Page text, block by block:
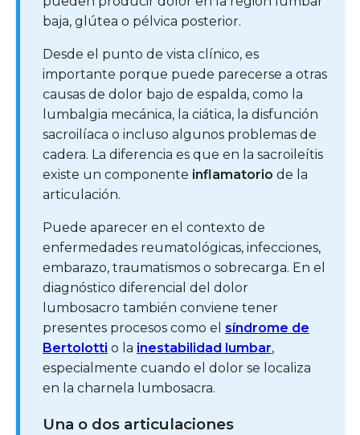
baja, glútea o pélvica posterior.
Desde el punto de vista clínico, es
importante porque puede parecerse a otras
causas de dolor bajo de espalda, como la
lumbalgia mecánica, la ciática, la disfunción
sacroilíaca o incluso algunos problemas de
cadera. La diferencia es que en la sacroileítis
existe un componente inflamatorio de la
articulación.
Puede aparecer en el contexto de
enfermedades reumatológicas, infecciones,
embarazo, traumatismos o sobrecarga. En el
diagnóstico diferencial del dolor
lumbosacro también conviene tener
presentes procesos como el síndrome de
Bertolotti o la inestabilidad lumbar,
especialmente cuando el dolor se localiza
en la charnela lumbosacra.
Una o dos articulaciones